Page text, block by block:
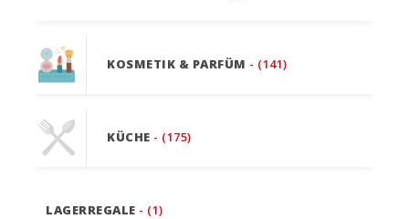
KOSMETIK & PARFÜM - (141)
KÜCHE - (175)
LAGERREGALE - (1)